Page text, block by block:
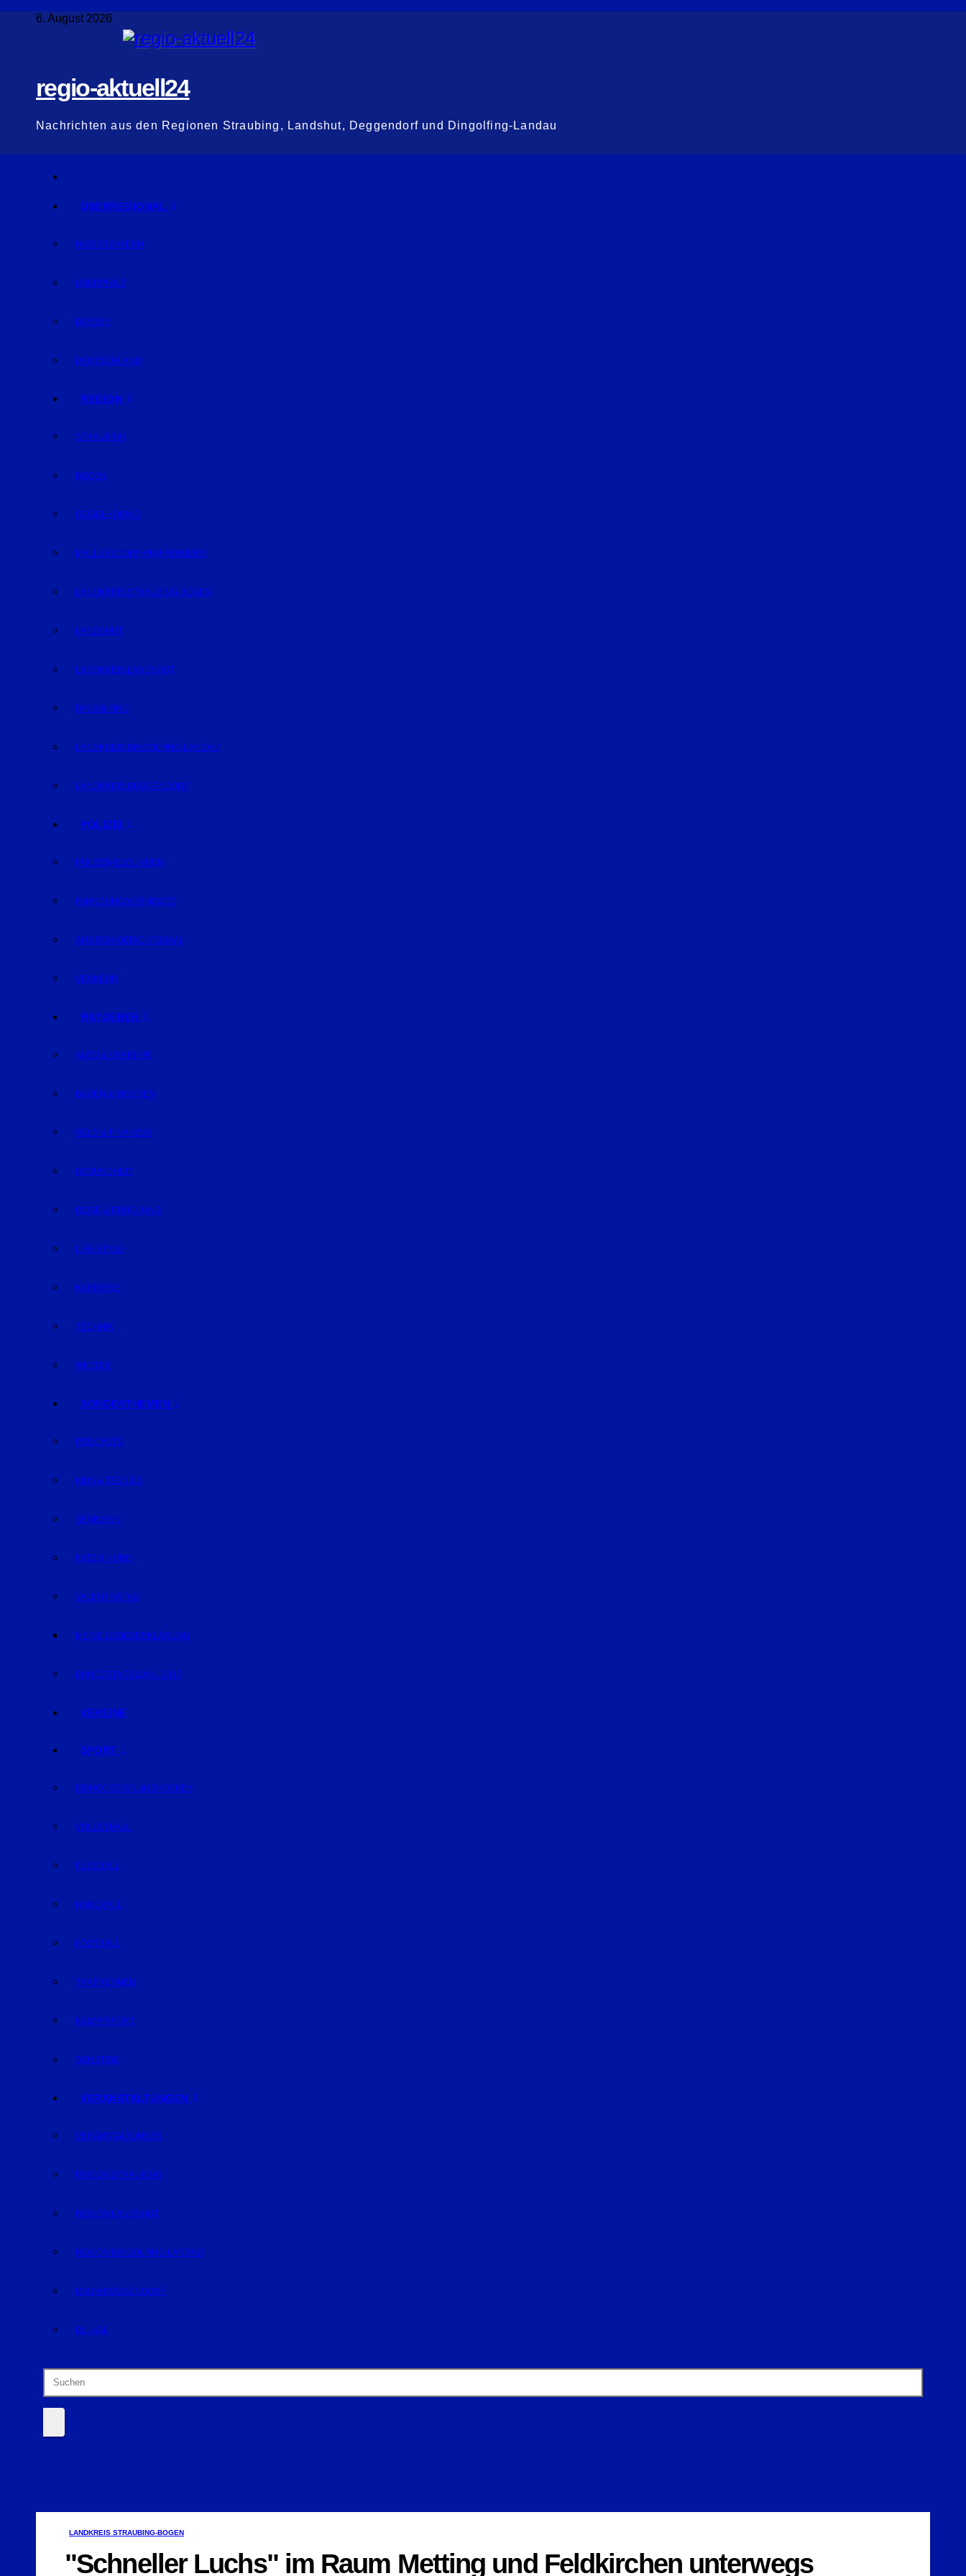
Zum
6. August 2026
regio-aktuell24
Nachrichten aus den Regionen Straubing, Landshut, Deggendorf und Dingolfing-Landau
ÜBERREGIONAL
NIEDERBAYERN
OBERPFALZ
BAYERN
DEUTSCHLAND
REGION
STRAUBING
BOGEN
GEISELHÖRING
MALLERSDORF-PFAFFENBERG
LANDKREIS STRAUBING-BOGEN
LANDSHUT
LANDKREIS LANDSHUT
DINGOLFING
LANDKREIS DINGOLFING-LANDAU
LANDKREIS DEGGENDORF
POLIZEI
POLIZEIMELDUNGEN
FAHNDUNG/VERMISSTE
AUS DEM GERICHTSSAAL
VERKEHR
RATGEBER
AUTO & VERKEHR
BAUEN & WOHNEN
GELD & FINANZEN
GESUNDHEIT
REISE & ERHOLUNG
LIFE-STYLE
KARRIERE
TECHNIK
WETTER
SONDERTHEMEN
PODCASTS
KIDS & TEENIES
SENIOREN
KATZ & HUND
VALENTINSTAG
MEINE LIEBESERKLÄRUNG
BUNDESTAGSWAHL 2017
VEREINE
SPORT
EISHOCKEY/INLINEHOCKEY
VOLLEYBALL
FUSSBALL
HANDBALL
FOOTBALL
TRABRENNEN
KAMPFSPORT
SONSTIGE
VERANSTALTUNGEN
VERANSTALTUNGEN
REGION STRAUBING
REGION LANDSHUT
REGION DINGOLFING-LANDAU
RAUM DEGGENDORF
BLUVAL
LANDKREIS STRAUBING-BOGEN
"Schneller Luchs" im Raum Metting und Feldkirchen unterwegs